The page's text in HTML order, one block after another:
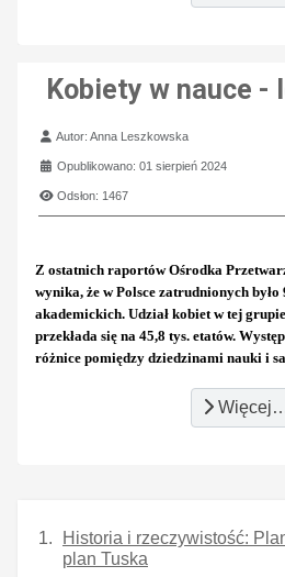
Kobiety w nauce -
Szczegóły
Autor:Anna Leszkowska
Opublikowano: 01 sierpień 2024
Odsłon: 1467
Z ostatnich raportów Ośrodka
wynika, że w Polsce zatrudnionych było
akademickich. Udział kobiet w tej
przekłada się na 45,8 tys. etatów.
różnice pomiędzy dziedzinami nauki i
Historia i rzeczywistość:
plan Tuska